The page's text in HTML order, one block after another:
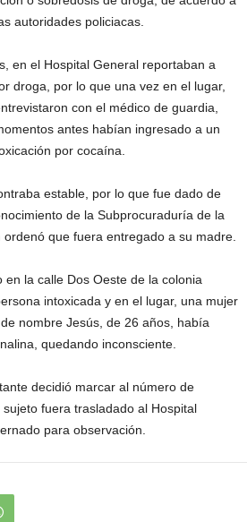
autoridades policiacas.
en el Hospital General reportaban a
droga, por lo que una vez en el lugar,
con el médico de guardia,
antes habían ingresado a un
por cocaína.
estable, por lo que fue dado de
de la Subprocuraduría de la
que fuera entregado a su madre.
la calle Dos Oeste de la colonia
intoxicada y en el lugar, una mujer
nombre Jesús, de 26 años, había
quedando inconsciente.
decidió marcar al número de
fuera trasladado al Hospital
para observación.